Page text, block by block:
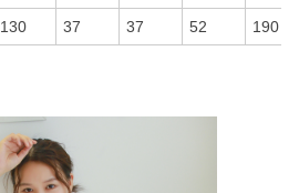
130 37 37 52 190